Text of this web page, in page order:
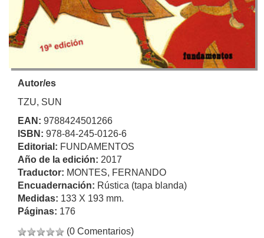
Autor/es
TZU, SUN
EAN: 9788424501266
ISBN: 978-84-245-0126-6
Editorial: FUNDAMENTOS
Año de la edición: 2017
Traductor: MONTES, FERNANDO
Encuadernación: Rústica (tapa blanda)
Medidas: 133 X 193 mm.
Páginas: 176
(0 Comentarios)